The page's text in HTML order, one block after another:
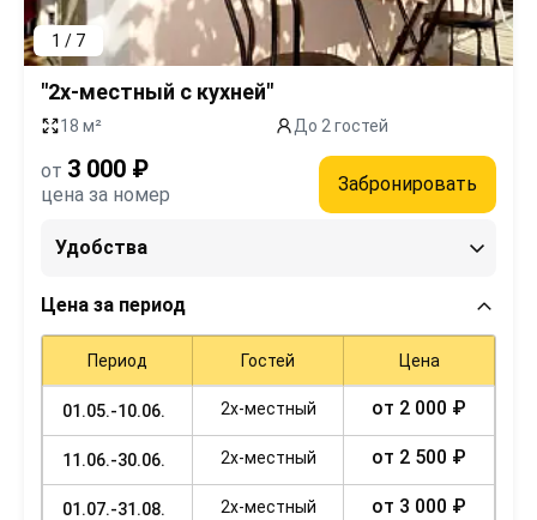
1 / 7
"2х-местный с кухней"
18 м² До 2 гостей
от 3 000 ₽
цена за номер Забронировать
Удобства
Цена за период
Период Гостей Цена
01.05.-10.06. 2х-местный от 2 000 ₽
11.06.-30.06. 2х-местный от 2 500 ₽
01.07.-31.08. 2х-местный от 3 000 ₽